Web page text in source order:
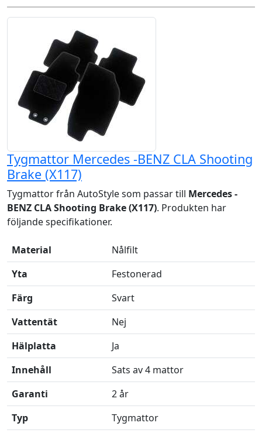
Tygmattor Mercedes -BENZ CLA Shooting
Brake (X117)
Tygmattor från AutoStyle som passar till Mercedes -
BENZ CLA Shooting Brake (X117). Produkten har
följande specifikationer.
Material
Nålfilt
Yta
Festonerad
Färg
Svart
Vattentät
Nej
Hälplatta
Ja
Innehåll
Sats av 4 mattor
Garanti
2 år
Typ
Tygmattor